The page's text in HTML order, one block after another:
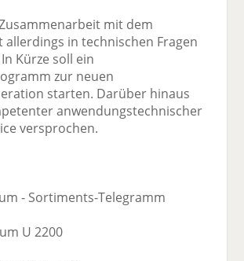
mit dem
allerdings in technischen Fragen
Kürze soll ein
zur neuen
starten. Darüber hinaus
anwendungstechnischer
versprochen.
- Sortiments-Telegramm
U 2200